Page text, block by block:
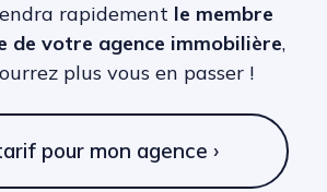
rapidement le membre
de votre agence immobilière,
plus vous en passer !
pour mon agence ›